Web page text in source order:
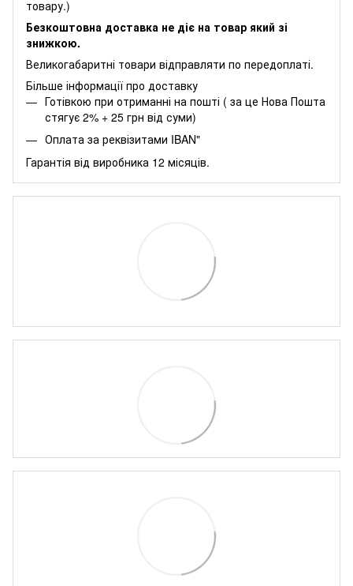
товару.)
Безкоштовна доставка не діє на товар який зі
знижкою.
Великогабаритні товари відправляти по передоплаті.
Більше інформації про доставку
Готівкою при отриманні на пошті ( за це Нова Пошта
стягує 2% + 25 грн від суми)
Оплата за реквізитами IBAN"
Гарантія від виробника 12 місяців.